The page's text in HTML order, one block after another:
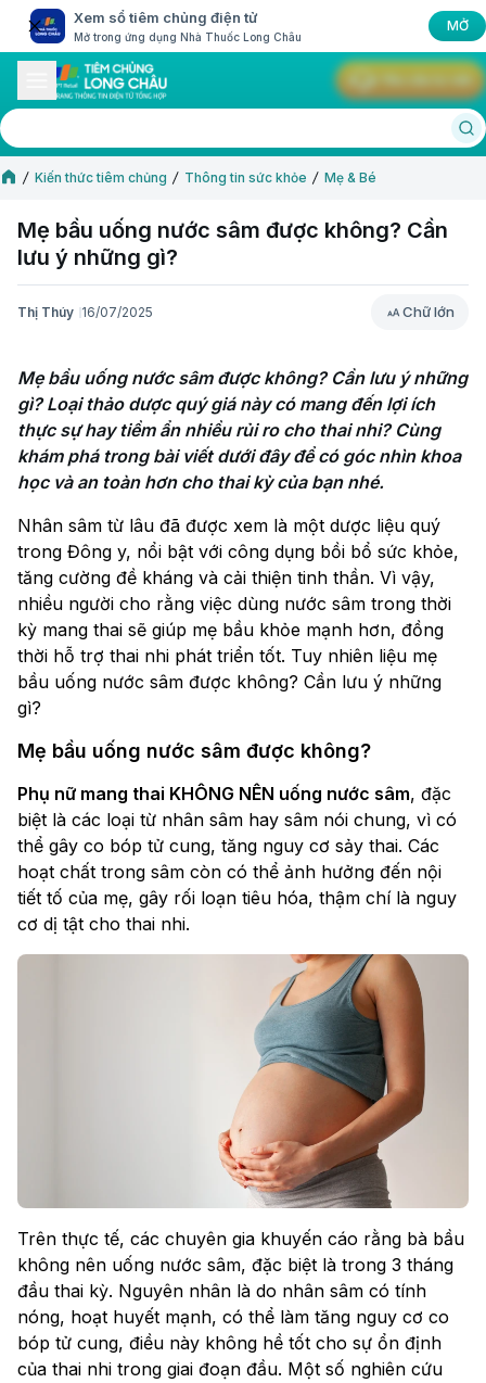
Xem sổ tiêm chủng điện tử
Mở trong ứng dụng Nhà Thuốc Long Châu
MỞ
Kiến thức tiêm chủng Thông tin sức khỏe Mẹ & Bé
Mẹ bầu uống nước sâm được không? Cần
lưu ý những gì?
Thị Thúy 16/07/2025 Chữ lớn
Chữ lớn
Mẹ bầu uống nước sâm được không? Cần lưu ý những
gì? Loại thảo dược quý giá này có mang đến lợi ích
thực sự hay tiềm ẩn nhiều rủi ro cho thai nhi? Cùng
khám phá trong bài viết dưới đây để có góc nhìn khoa
học và an toàn hơn cho thai kỳ của bạn nhé.
Nhân sâm từ lâu đã được xem là một dược liệu quý
trong Đông y, nổi bật với công dụng bồi bổ sức khỏe,
tăng cường đề kháng và cải thiện tinh thần. Vì vậy,
nhiều người cho rằng việc dùng nước sâm trong thời
kỳ mang thai sẽ giúp mẹ bầu khỏe mạnh hơn, đồng
thời hỗ trợ thai nhi phát triển tốt. Tuy nhiên liệu mẹ
bầu uống nước sâm được không? Cần lưu ý những
gì?
Mẹ bầu uống nước sâm được không?
Phụ nữ mang thai KHÔNG NÊN uống nước sâm, đặc
biệt là các loại từ nhân sâm hay sâm nói chung, vì có
thể gây co bóp tử cung, tăng nguy cơ sảy thai. Các
hoạt chất trong sâm còn có thể ảnh hưởng đến nội
tiết tố của mẹ, gây rối loạn tiêu hóa, thậm chí là nguy
cơ dị tật cho thai nhi.
Trên thực tế, các chuyên gia khuyến cáo rằng bà bầu
không nên uống nước sâm, đặc biệt là trong 3 tháng
đầu thai kỳ. Nguyên nhân là do nhân sâm có tính
nóng, hoạt huyết mạnh, có thể làm tăng nguy cơ co
bóp tử cung, điều này không hề tốt cho sự ổn định
của thai nhi trong giai đoạn đầu. Một số nghiên cứu